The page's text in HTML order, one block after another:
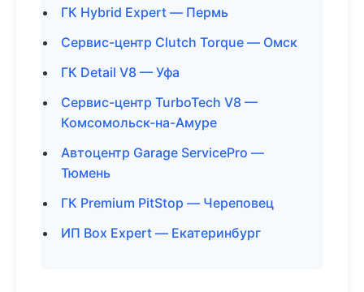
ГК Hybrid Expert — Пермь
Сервис-центр Clutch Torque — Омск
ГК Detail V8 — Уфа
Сервис-центр TurboTech V8 —
Комсомольск-на-Амуре
Автоцентр Garage ServicePro —
Тюмень
ГК Premium PitStop — Череповец
ИП Box Expert — Екатеринбург